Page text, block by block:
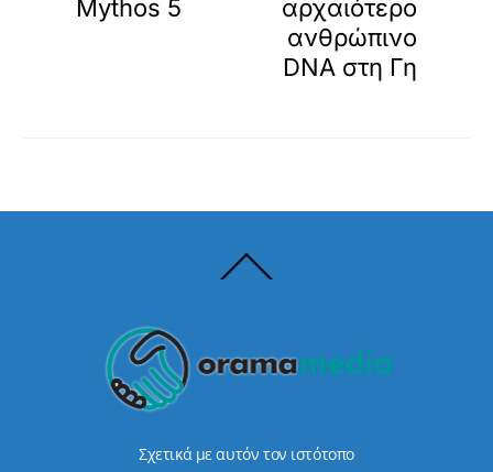
Mythos 5
αρχαιότερο
ανθρώπινο
DNA στη Γη
To
Σχετικά με αυτόν τον ιστότοπο